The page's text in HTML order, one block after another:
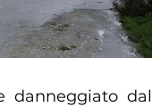
danneggiato dal